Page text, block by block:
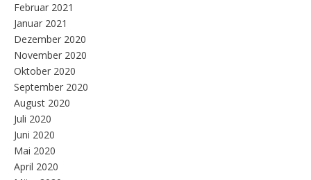
Februar 2021
Januar 2021
Dezember 2020
November 2020
Oktober 2020
September 2020
August 2020
Juli 2020
Juni 2020
Mai 2020
April 2020